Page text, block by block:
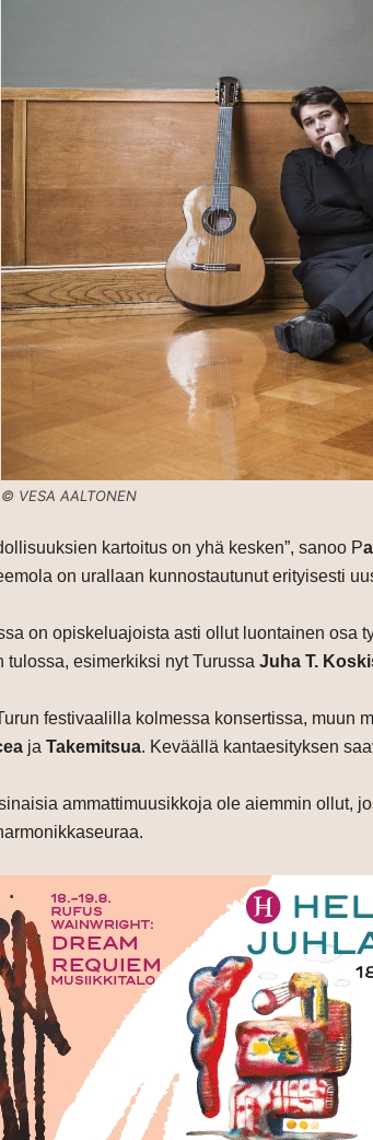
© VESA AALTONEN
kartoitus on yhä kesken”, sanoo P
on urallaan kunnostautunut erityisesti
on opiskeluajoista asti ollut luontainen
tulossa, esimerkiksi nyt Turussa Juha T.
festivaalilla kolmessa konsertissa, muun
ja Takemitsua. Keväällä kantaesityksen
ammattimuusikkoja ole aiemmin ollut,